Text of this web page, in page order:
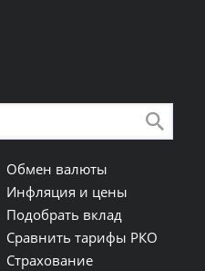
Обмен валюты
Инфляция и цены
Подобрать вклад
Сравнить тарифы РКО
Страхование